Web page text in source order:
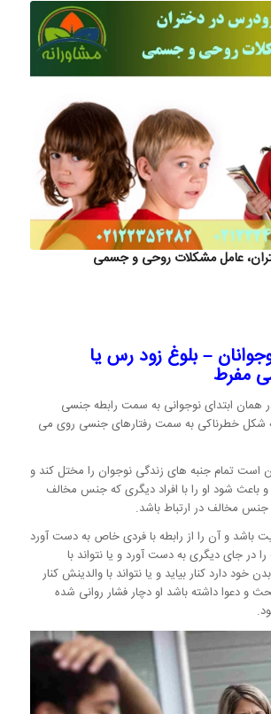
عامل مشکلات روحی و جسمی
– بلوغ زود رس یا
مفرط
همان ابتدای نوجوانی به سمت رابطه جنسی
شکل خطرناکی به سمت رفتارهای جنسی روی می
است تمام جنبه های زندگی نوجوان را مختل کند و
و باعث شود او را با افراد دیگری که جنس مخالف
جنس مخالف در ارتباط باشد.
باشد و آن را از رابطه با فردی خاص به دست آورد
را در جای دیگری به دست آورد و یا نتواند با
خود دارد کنار بیاید و یا نتواند با والدینش کنار
و دعوا داشته باشد او دچار فشار روانی شده